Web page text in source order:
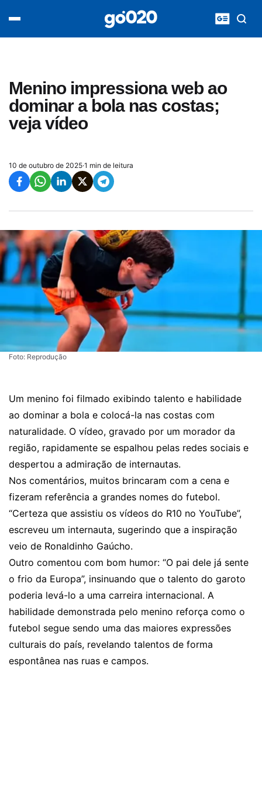
Menino impressiona web ao
dominar a bola nas costas;
veja vídeo
10 de outubro de 2025·1 min de leitura
Foto: Reprodução
Um menino foi filmado exibindo talento e habilidade
ao dominar a bola e colocá-la nas costas com
naturalidade. O vídeo, gravado por um morador da
região, rapidamente se espalhou pelas redes sociais e
despertou a admiração de internautas.
Nos comentários, muitos brincaram com a cena e
fizeram referência a grandes nomes do futebol.
“Certeza que assistiu os vídeos do R10 no YouTube”,
escreveu um internauta, sugerindo que a inspiração
veio de Ronaldinho Gaúcho.
Outro comentou com bom humor: “O pai dele já sente
o frio da Europa”, insinuando que o talento do garoto
poderia levá-lo a uma carreira internacional. A
habilidade demonstrada pelo menino reforça como o
futebol segue sendo uma das maiores expressões
culturais do país, revelando talentos de forma
espontânea nas ruas e campos.
acontece agora
entretenimento
vídeos
pod020